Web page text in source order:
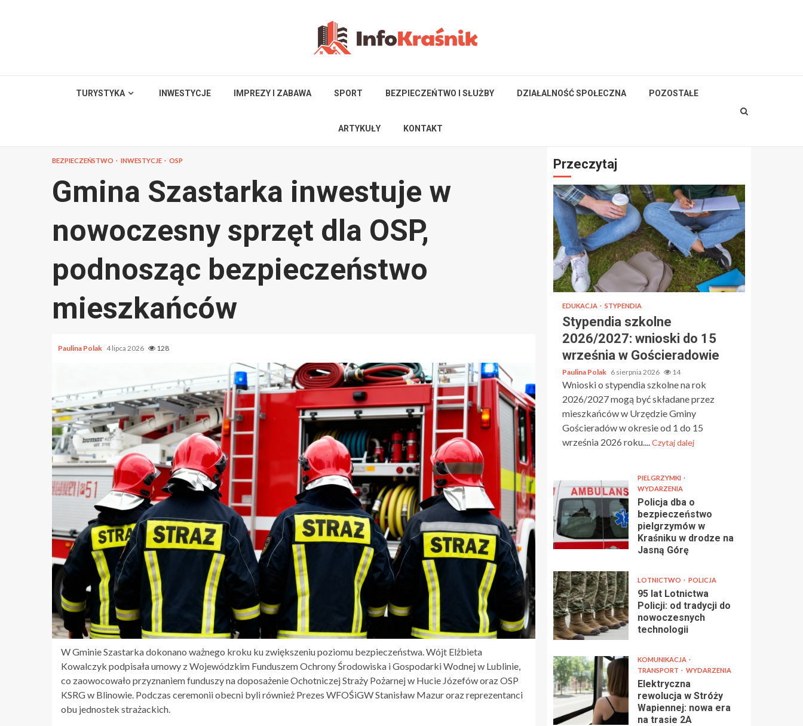
TURYSTYKA INWESTYCJE IMPREZY I ZABAWA SPORT BEZPIECZEŃTWO I SŁUŻBY DZIAŁALNOŚĆ SPOŁECZNA POZOSTAŁE
ARTYKUŁY KONTAKT
BEZPIECZEŃSTWO INWESTYCJE OSP
Gmina Szastarka inwestuje w
nowoczesny sprzęt dla OSP,
podnosząc bezpieczeństwo
mieszkańców
Paulina Polak 4 lipca 2026 128
W Gminie Szastarka dokonano ważnego kroku ku zwiększeniu poziomu bezpieczeństwa. Wójt Elżbieta
Kowalczyk podpisała umowy z Wojewódzkim Funduszem Ochrony Środowiska i Gospodarki Wodnej w Lublinie,
co zaowocowało przyznaniem funduszy na doposażenie Ochotniczej Straży Pożarnej w Hucie Józefów oraz OSP
KSRG w Blinowie. Podczas ceremonii obecni byli również Prezes WFOŚiGW Stanisław Mazur oraz reprezentanci
obu jednostek strażackich.
Przeczytaj
EDUKACJA STYPENDIA
Stypendia szkolne
2026/2027: wnioski do 15
września w Gościeradowie
Paulina Polak 6 sierpnia 2026 14
Wnioski o stypendia szkolne na rok
2026/2027 mogą być składane przez
mieszkańców w Urzędzie Gminy
Gościeradów w okresie od 1 do 15
września 2026 roku....Czytaj dalej
PIELGRZYMKI
WYDARZENIA
Policja dba o
bezpieczeństwo
pielgrzymów w
Kraśniku w drodze na
Jasną Górę
LOTNICTWO POLICJA
95 lat Lotnictwa
Policji: od tradycji do
nowoczesnych
technologii
KOMUNIKACJA
TRANSPORT
WYDARZENIA
Elektryczna
rewolucja w Stróży
Wapiennej: nowa era
na trasie 2A